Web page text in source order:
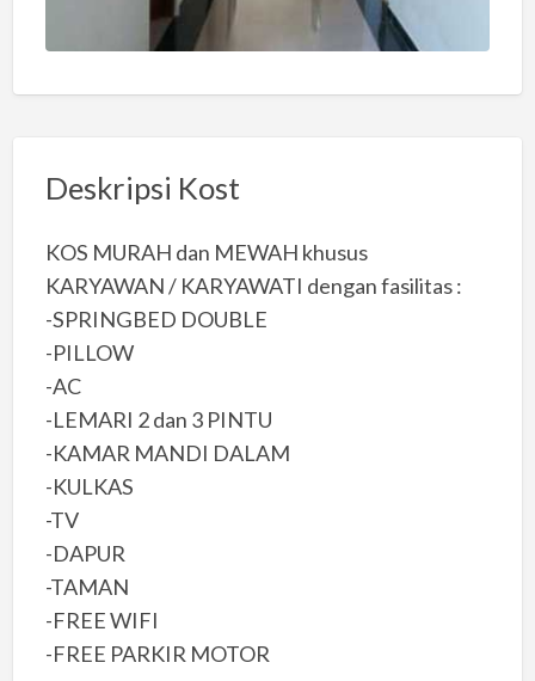
Deskripsi Kost
KOS MURAH dan MEWAH khusus
KARYAWAN / KARYAWATI dengan fasilitas :
-SPRINGBED DOUBLE
-PILLOW
-AC
-LEMARI 2 dan 3 PINTU
-KAMAR MANDI DALAM
-KULKAS
-TV
-DAPUR
-TAMAN
-FREE WIFI
-FREE PARKIR MOTOR